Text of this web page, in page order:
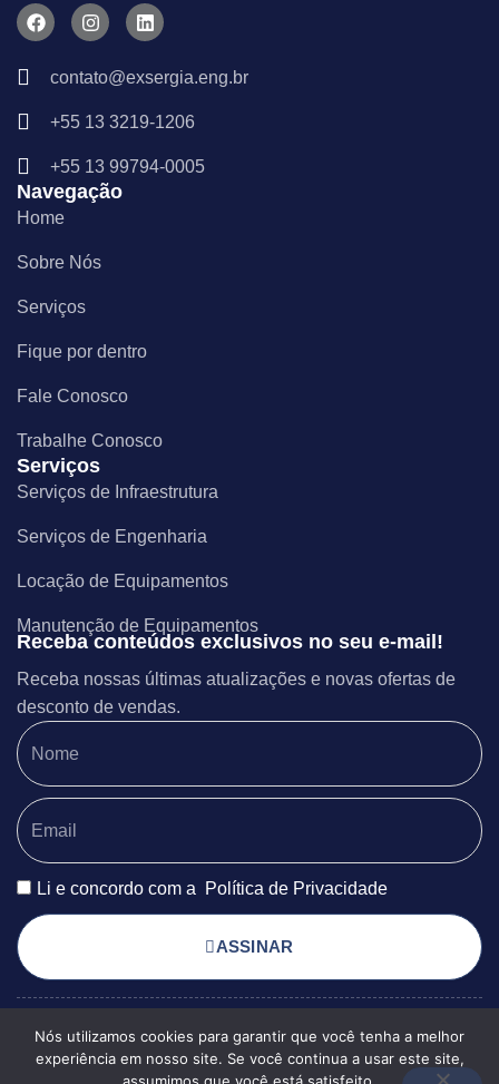
F
a
I
n
t
a
r
m
L
i
k
e
i
contato@exsergia.eng.br
+55 13 3219-1206
+55 13 99794-0005
Navegação
Home
Sobre Nós
Serviços
Fique por dentro
Fale Conosco
Trabalhe Conosco
Serviços
Serviços de Infraestrutura
Serviços de Engenharia
Locação de Equipamentos
Manutenção de Equipamentos
Receba conteúdos exclusivos no seu e-mail!
Receba nossas últimas atualizações e novas ofertas de
desconto de vendas.
Li e concordo com a Política de Privacidade
ASSINAR
© 2025 EXSERGIA
ENGENHARIA TODOS OS
POLÍTICA DE PRIVACIDADE
TERMOS DE USO
MAPA DO SITE
Nós utilizamos cookies para garantir que você tenha a melhor
experiência em nosso site. Se você continua a usar este site,